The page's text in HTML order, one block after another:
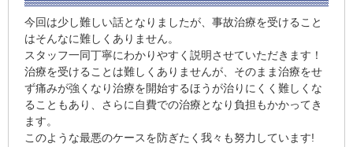
今回は少し難しい話となりましたが、事故治療を受けること
はそんなに難しくありません。
スタッフ一同丁寧にわかりやすく説明させていただきます！
治療を受けることは難しくありませんが、そのまま治療をせ
ず痛みが強くなり治療を開始するほうが治りにくく難しくな
ることもあり、さらに自費での治療となり負担もかかってき
ます。
このような最悪のケースを防ぎたく我々も努力しています!